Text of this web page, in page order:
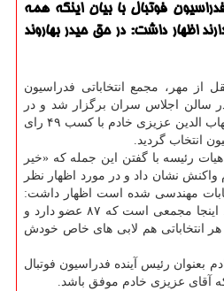
فوتبال با بیان اینکه همه
اظهار داشت: در حق حیدر بهاروند
از مهر، مجمع انتخاباتی فدراسیون
در سالن اجلاس سران برگزار شد و در
انتها رای گیری مرحله دوم شهاب الدین عزیزی خادم با کسب ۴۹ رای
انتخاب گردید.
رئیسه با گفتن این جمله که «خیر
نشان داد و در مورد اظهار نظر
مهندسی شده است اظهار داشت:
هر کسی نظر خودش را دارد. اینجا مجمعی است که ۸۷ عضو دارد و
هر انتخاباتی هم لابی های خاص خودش
بعنوان رئیس آینده فدراسیون فوتبال
آقای عزیزی خادم موفق باشد.